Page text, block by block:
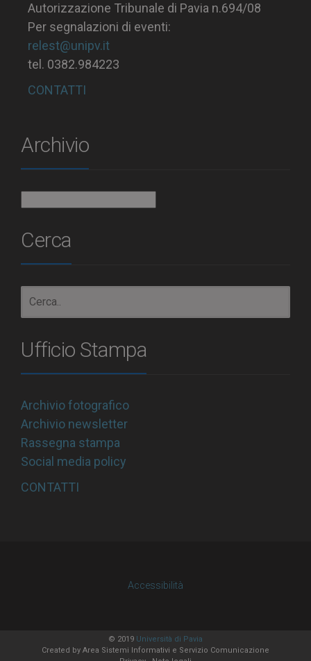
Autorizzazione Tribunale di Pavia n.694/08
Per segnalazioni di eventi:
relest@unipv.it
tel. 0382.984223
CONTATTI
Archivio
Cerca
Ufficio Stampa
Archivio fotografico
Archivio newsletter
Rassegna stampa
Social media policy
CONTATTI
Accessibilità
© 2019 Università di Pavia
Created by Area Sistemi Informativi e Servizio Comunicazione